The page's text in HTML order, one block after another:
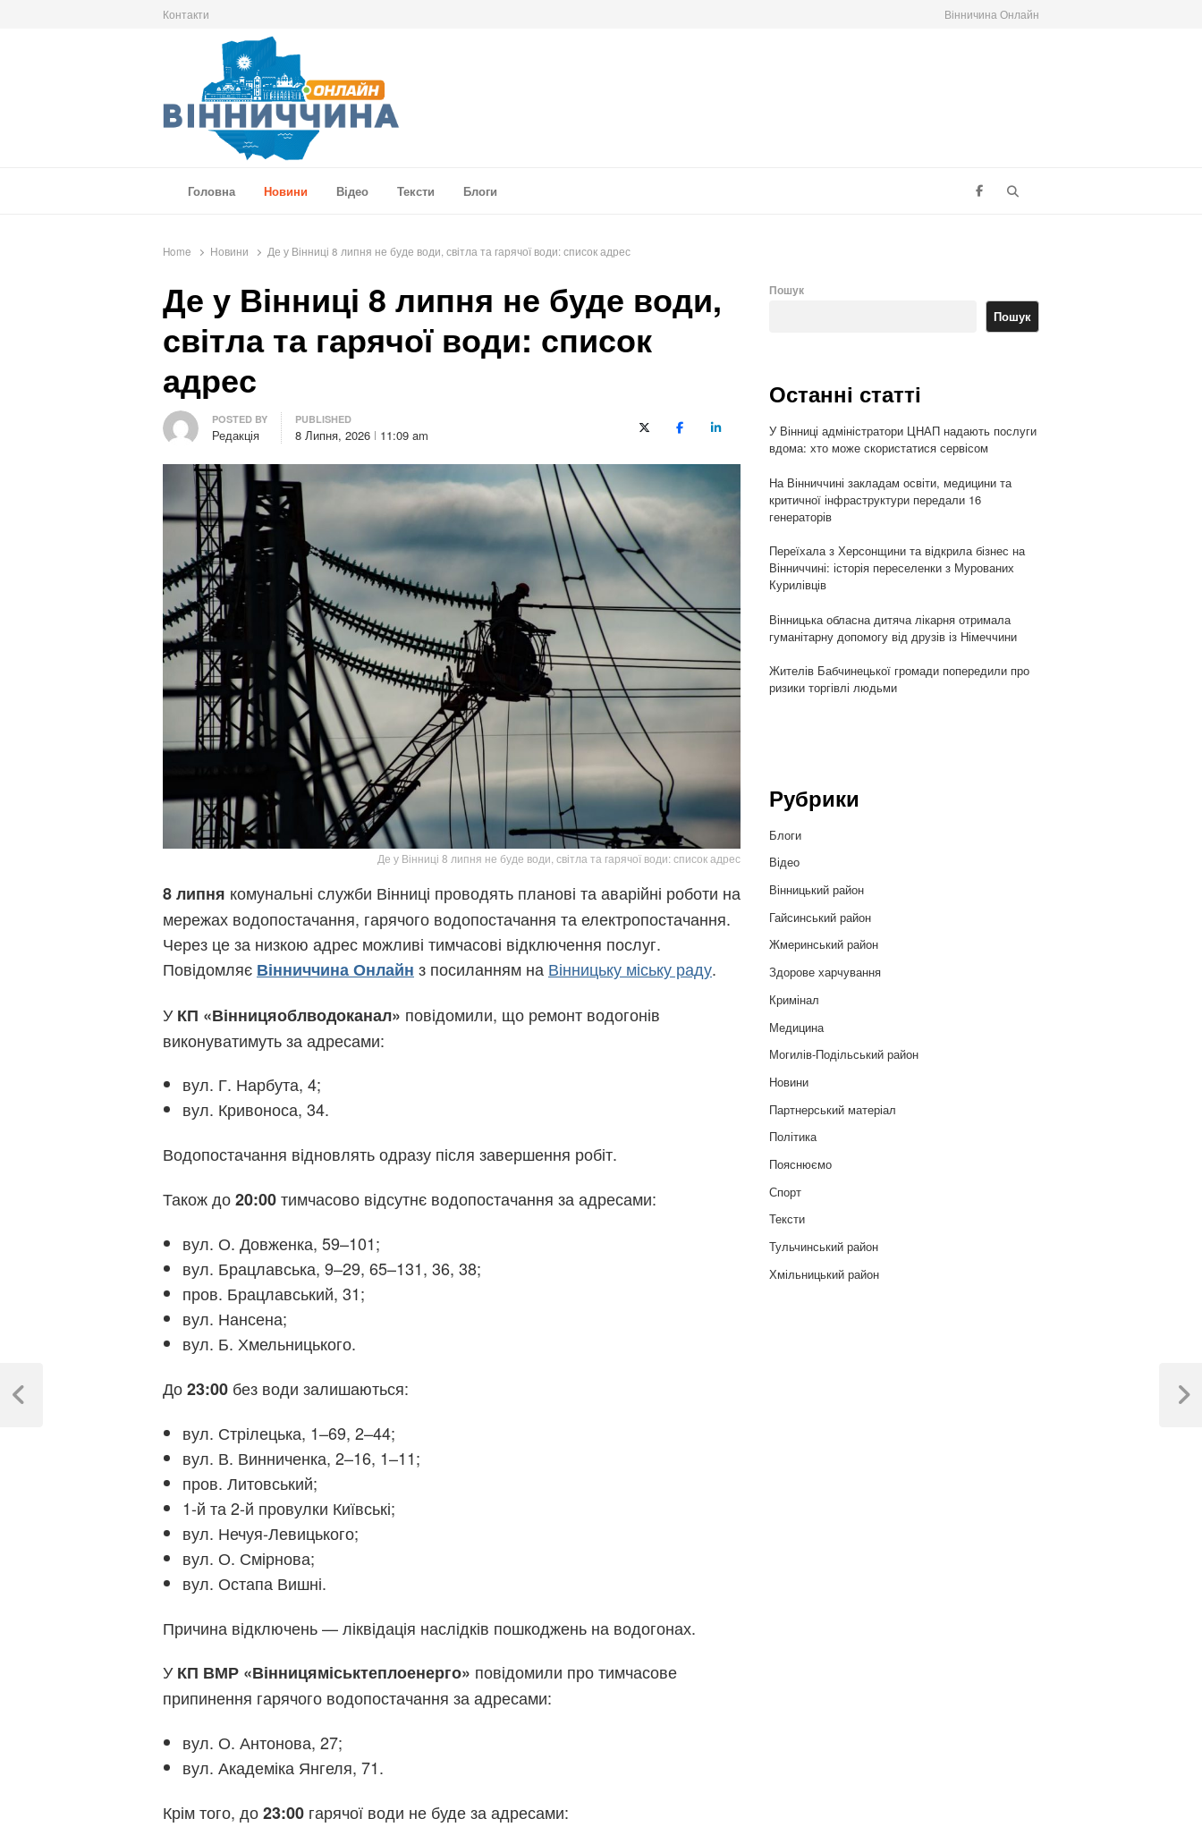
Контакти Вінничина Онлайн
Головна
Новини Відео Тексти Блоги
Home Новини Де у Вінниці 8 липня не буде води, світла та гарячої води: список адрес
Де у Вінниці 8 липня не буде води,
світла та гарячої води: список
адрес
Author
POSTED BY
Редакція
PUBLISHED
8 Липня, 2026 11:09 am X (Twitter)FacebookLinkedIn
Де у Вінниці 8 липня не буде води, світла та гарячої води: список адрес
8 липня комунальні служби Вінниці проводять планові та аварійні роботи на
мережах водопостачання, гарячого водопостачання та електропостачання.
Через це за низкою адрес можливі тимчасові відключення послуг.
Повідомляє Вінниччина Онлайн з посиланням на Вінницьку міську раду.
УКП «Вінницяоблводоканал» повідомили, що ремонт водогонів
виконуватимуть за адресами:
вул. Г. Нарбута, 4;
вул. Кривоноса, 34.
Водопостачання відновлять одразу після завершення робіт.
Також до20:00тимчасово відсутнє водопостачання за адресами:
вул. О. Довженка, 59–101;
вул. Брацлавська, 9–29, 65–131, 36, 38;
пров. Брацлавський, 31;
вул. Нансена;
вул. Б. Хмельницького.
До23:00 без води залишаються:
вул. Стрілецька, 1–69, 2–44;
вул. В. Винниченка, 2–16, 1–11;
пров. Литовський;
1-й та 2-й провулки Київські;
вул. Нечуя-Левицького;
вул. О. Смірнова;
вул. Остапа Вишні.
Причина відключень — ліквідація наслідків пошкоджень на водогонах.
УКП ВМР «Вінницяміськтеплоенерго» повідомили про тимчасове
припинення гарячого водопостачання за адресами:
вул. О. Антонова, 27;
вул. Академіка Янгеля, 71.
Крім того, до23:00 гарячої води не буде за адресами:
записів
Previous
Next
Пошук
Пошук
Останні статті
У Вінниці адміністратори ЦНАП надають послуги
вдома: хто може скористатися сервісом
На Вінниччині закладам освіти, медицини та
критичної інфраструктури передали 16
генераторів
Переїхала з Херсонщини та відкрила бізнес на
Вінниччині: історія переселенки з Мурованих
Курилівців
Вінницька обласна дитяча лікарня отримала
гуманітарну допомогу від друзів із Німеччини
Жителів Бабчинецької громади попередили про
ризики торгівлі людьми
Рубрики
Блоги
Відео
Вінницький район
Гайсинський район
Жмеринський район
Здорове харчування
Кримінал
Медицина
Могилів-Подільський район
Новини
Партнерський матеріал
Політика
Пояснюємо
Спорт
Тексти
Тульчинський район
Хмільницький район